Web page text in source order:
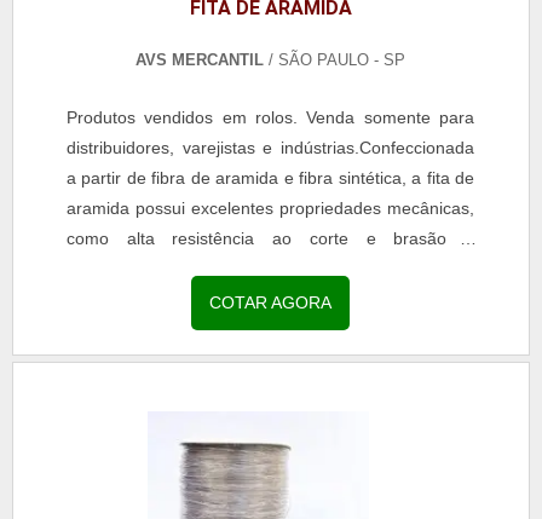
FITA DE ARAMIDA
AVS MERCANTIL / SÃO PAULO - SP
Produtos vendidos em rolos. Venda somente para
distribuidores, varejistas e indústrias.Confeccionada
a partir de fibra de aramida e fibra sintética, a fita de
aramida possui excelentes propriedades mecânicas,
como alta resistência ao corte e brasão e
COTAR AGORA